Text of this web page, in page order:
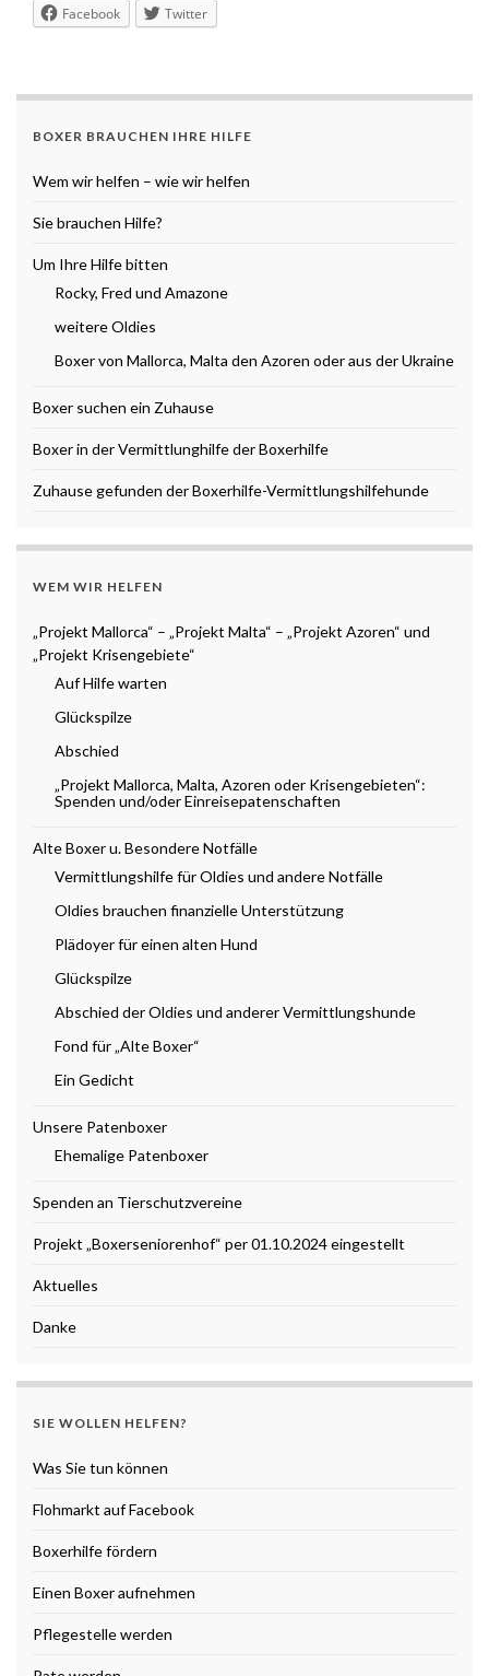
Facebook Twitter
BOXER BRAUCHEN IHRE HILFE
Wem wir helfen – wie wir helfen
Sie brauchen Hilfe?
Um Ihre Hilfe bitten
Rocky, Fred und Amazone
weitere Oldies
Boxer von Mallorca, Malta den Azoren oder aus der Ukraine
Boxer suchen ein Zuhause
Boxer in der Vermittlunghilfe der Boxerhilfe
Zuhause gefunden der Boxerhilfe-Vermittlungshilfehunde
WEM WIR HELFEN
„Projekt Mallorca“ – „Projekt Malta“ – „Projekt Azoren“ und
„Projekt Krisengebiete“
Auf Hilfe warten
Glückspilze
Abschied
„Projekt Mallorca, Malta, Azoren oder Krisengebieten“:
Spenden und/oder Einreisepatenschaften
Alte Boxer u. Besondere Notfälle
Vermittlungshilfe für Oldies und andere Notfälle
Oldies brauchen finanzielle Unterstützung
Plädoyer für einen alten Hund
Glückspilze
Abschied der Oldies und anderer Vermittlungshunde
Fond für „Alte Boxer“
Ein Gedicht
Unsere Patenboxer
Ehemalige Patenboxer
Spenden an Tierschutzvereine
Projekt „Boxerseniorenhof“ per 01.10.2024 eingestellt
Aktuelles
Danke
SIE WOLLEN HELFEN?
Was Sie tun können
Flohmarkt auf Facebook
Boxerhilfe fördern
Einen Boxer aufnehmen
Pflegestelle werden